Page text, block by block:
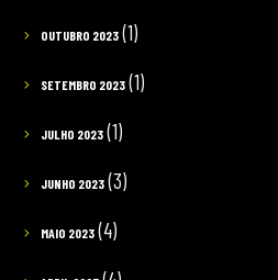
OUTUBRO 2023(1)
SETEMBRO 2023(1)
JULHO 2023(1)
JUNHO 2023(3)
MAIO 2023(4)